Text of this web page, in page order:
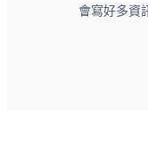
會寫好多資